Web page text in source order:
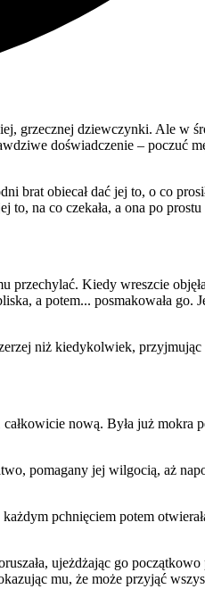
grzecznej dziewczynki. Ale w
doświadczenie – poczuć
brat obiecał dać jej to, o co
na co czekała, a ona po
przechylać. Kiedy wreszcie
a potem... posmakowała go.
niż kiedykolwiek,
nową. Była już mokra
pomagany jej wilgocią, aż
pchnięciem potem
ujeżdżając go
mu, że może przyjąć